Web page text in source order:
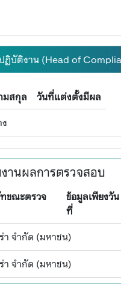
ฏิบัติงาน (Head of
มสกุล
วันที่แต่งตั้งมีผล
านผลการตรวจสอบ
ขณะตรวจ
ข้อมูลเพียงวัน
ที่
จำกัด (มหาชน)
จำกัด (มหาชน)